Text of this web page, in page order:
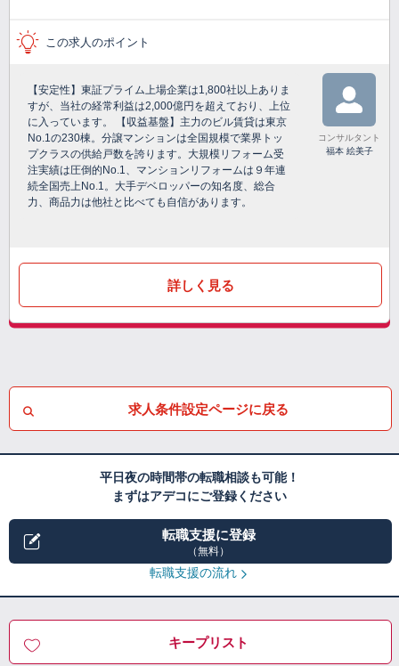
この求人のポイント
【安定性】東証プライム上場企業は1,800社以上ありま
すが、当社の経常利益は2,000億円を超えており、上位
に入っています。 【収益基盤】主力のビル賃貸は東京
No.1の230棟。分譲マンションは全国規模で業界トッ
プクラスの供給戸数を誇ります。大規模リフォーム受
注実績は圧倒的No.1、マンションリフォームは９年連
続全国売上No.1。大手デベロッパーの知名度、総合
力、商品力は他社と比べても自信があります。
コンサルタント
福本 絵美子
詳しく見る
求人条件設定ページに戻る
平日夜の時間帯の転職相談も可能！
まずはアデコにご登録ください
転職支援に登録
（無料）
転職支援の流れ
キープリスト